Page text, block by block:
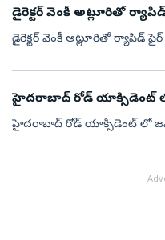
డైరెక్టర్ వెంకీ అట్లూరితో
డైరెక్టర్ వెంకీ అట్లూరితో ర్యాపిడ్ ఫైర్
హైదరాబాద్ రోడ్ యాక్సిడెంట్
హైదరాబాద్ రోడ్ యాక్సిడెంట్ లో